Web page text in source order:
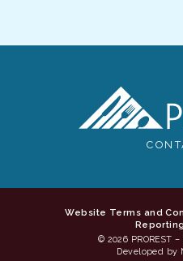
Website Terms and
© 2026 PROREST
Developed by